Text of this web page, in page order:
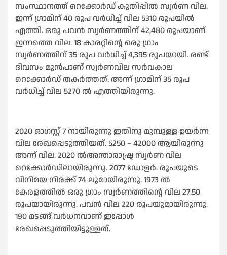
സംസ്ഥാനത്ത്‌ റെക്കോർഡ് കുതിപ്പിൽ സ്വർണ വില.
ഇന്ന് ഗ്രാമിന് 40 രൂപ വർധിച്ച് വില 5310 രൂപയിൽ
എത്തി. ഒരു പവൻ സ്വർണത്തിന് 42,480 രൂപയാണ്
ഇന്നത്തെ വില. 18 കാരറ്റിന്റെ ഒരു ഗ്രാം
സ്വർണത്തിന് 35 രൂപ വർധിച്ച് 4,395 രൂപയായി. രണ്ട്
ദിവസം മുൻപാണ് സ്വർണവില സർവകാല
റെക്കോർഡ് തകർത്തത്. അന്ന് ഗ്രാമിന് 35 രൂപ
വർധിച്ച് വില 5270 ൽ എത്തിയിരുന്നു.
2020 ഓഗസ്റ്റ് 7 നായിരുന്നു ഇതിനു മുമ്പുള്ള ഉയർന്ന
വില രേഖപ്പെടുത്തിയത്. 5250 – 42000 ആയിരുന്നു
അന്ന് വില. 2020 ൽഅന്താരാഷ്ട്ര സ്വർണ വില
റെക്കോർഡിലായിരുന്നു. 2077 ഡോളർ. രൂപയുടെ
വിനിമയ നിരക്ക് 74 ലുമായിരുന്നു. 1973 ൽ
കേരളത്തിൽ ഒരു ഗ്രാം സ്വർണത്തിന്റെ വില 27.50
രൂപയായിരുന്നു. പവൻ വില 220 രൂപയുമായിരുന്നു.
190 മടങ്ങ് വർധനവാണ് ഇപ്പോൾ
രേഖപ്പെടുത്തിയിട്ടുള്ളത്.